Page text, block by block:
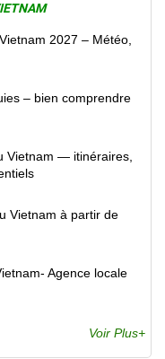
2027 – Météo,
– bien comprendre
Vietnam — itinéraires,
Vietnam à partir de
Agence locale
Voir Plus+